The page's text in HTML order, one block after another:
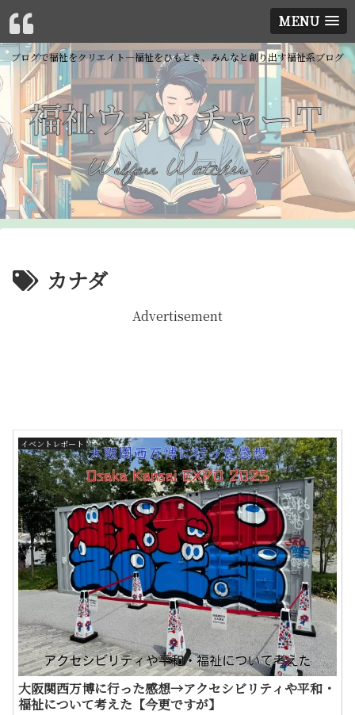
MENU
ブログで福祉をクリエイト―福祉をひもとき、みんなと創り出す福祉系ブログ
カナダ
Advertisement
イベントレポート
大阪関西万博に行った感想→アクセシビリティや平和・
福祉について考えた【今更ですが】